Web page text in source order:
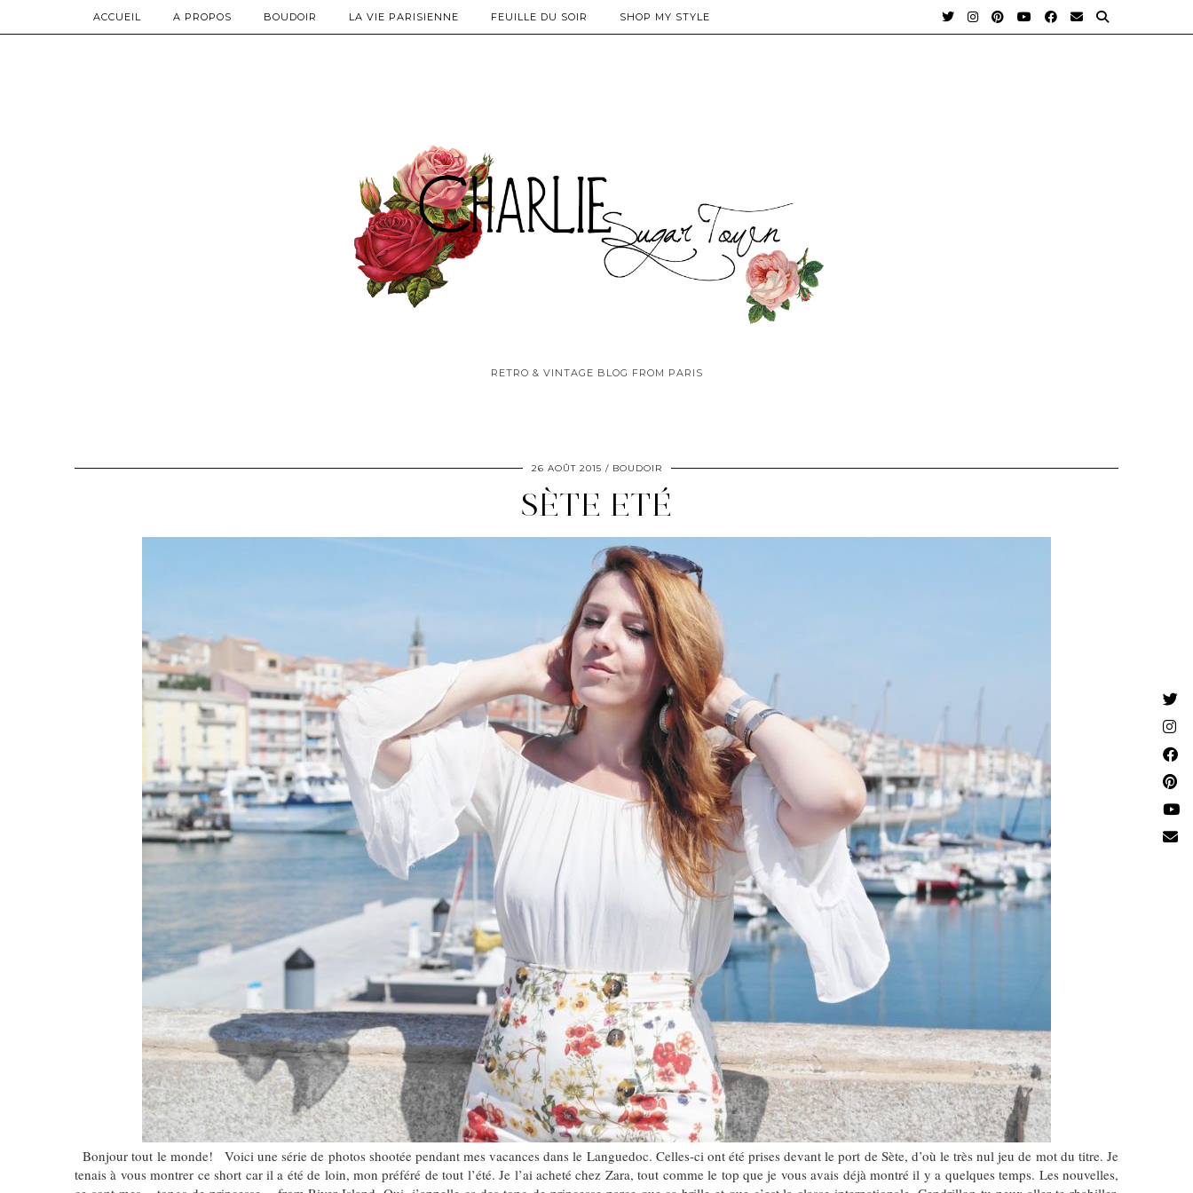
RETRO & VINTAGE BLOG FROM PARIS
ACCUEIL A PROPOS BOUDOIR LA VIE PARISIENNE FEUILLE DU SOIR SHOP MY STYLE
26 AOÛT 2015 BOUDOIR
SÈTE ETÉ
Bonjour tout le monde! Voici une série de photos shootée pendant mes vacances dans le Languedoc. Celles-ci ont été prises devant le port de Sète, d’où le très nul jeu de mot du titre. Je
tenais à vous montrer ce short car il a été de loin, mon préféré de tout l’été. Je l’ai acheté chez Zara, tout comme le top que je vous avais déjà montré il y a quelques temps. Les nouvelles,